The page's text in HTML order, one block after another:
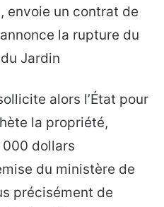
envoie un contrat de
la rupture du
Jardin
alors l’État pour
la propriété,
dollars
du ministère de
précisément de